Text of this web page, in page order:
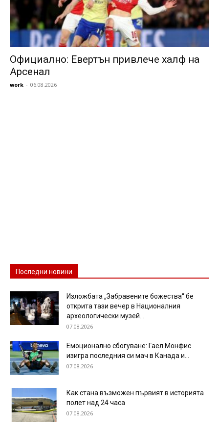
Официално: Евертън привлече халф на
Арсенал
work - 06.08.2026
Последни новини
Изложбата „Забравените божества“ бе
открита тази вечер в Националния
археологически музей...
07.08.2026
Емоционално сбогуване: Гаел Монфис
изигра последния си мач в Канада и...
07.08.2026
Как стана възможен първият в историята
полет над 24 часа
07.08.2026